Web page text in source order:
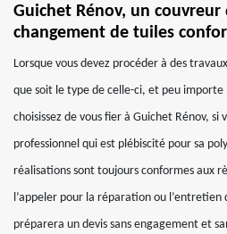
Guichet Rénov, un
changement de tuiles
Lorsque vous devez procéder à des
que soit le type de celle-ci, et peu importe
choisissez de vous fier à Guichet Rénov,
professionnel qui est plébiscité pour sa
réalisations sont toujours conformes aux
l’appeler pour la réparation ou
préparera un devis sans engagement et